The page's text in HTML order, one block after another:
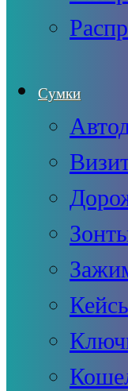
Сумки